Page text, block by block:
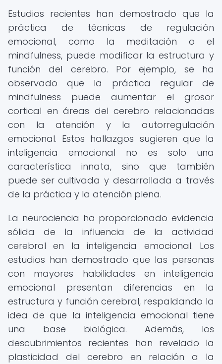
Estudios recientes han demostrado que la
práctica de técnicas de regulación
emocional, como la meditación o el
mindfulness, puede modificar la estructura y
función del cerebro. Por ejemplo, se ha
observado que la práctica regular de
mindfulness puede aumentar el grosor
cortical en áreas del cerebro relacionadas
con la atención y la autorregulación
emocional. Estos hallazgos sugieren que la
inteligencia emocional no es solo una
característica innata, sino que también
puede ser cultivada y desarrollada a través
de la práctica y la atención plena.
La neurociencia ha proporcionado evidencia
sólida de la influencia de la actividad
cerebral en la inteligencia emocional. Los
estudios han demostrado que las personas
con mayores habilidades en inteligencia
emocional presentan diferencias en la
estructura y función cerebral, respaldando la
idea de que la inteligencia emocional tiene
una base biológica. Además, los
descubrimientos recientes han revelado la
plasticidad del cerebro en relación a la